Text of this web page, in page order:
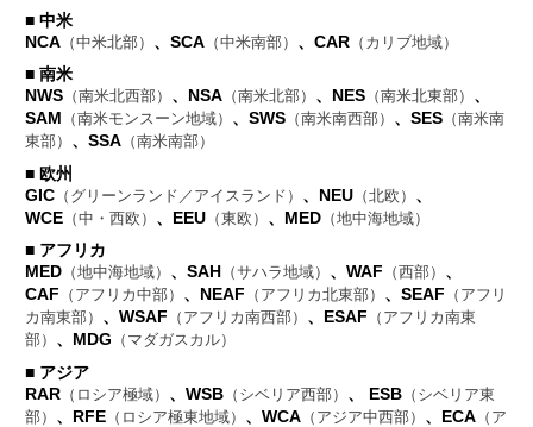
■ 中米
NCA （中米北部） 、SCA （中米南部） 、CAR （カリブ地域）
■ 南米
NWS （南米北西部） 、NSA （南米北部） 、NES （南米北東部） 、
SAM （南米モンスーン地域） 、SWS （南米南西部） 、SES （南米南
東部） 、SSA （南米南部）
■ 欧州
GIC （グリーンランド／アイスランド） 、NEU （北欧） 、
WCE （中・西欧） 、EEU （東欧） 、MED （地中海地域）
■ アフリカ
MED （地中海地域） 、SAH （サハラ地域） 、WAF （西部） 、
CAF （アフリカ中部） 、NEAF （アフリカ北東部） 、SEAF （アフリ
カ南東部） 、WSAF （アフリカ南西部） 、ESAF （アフリカ南東
部） 、MDG （マダガスカル）
■ アジア
RAR （ロシア極域） 、WSB （シベリア西部） 、 ESB （シベリア東
部） 、RFE （ロシア極東地域） 、WCA （アジア中西部） 、ECA （ア